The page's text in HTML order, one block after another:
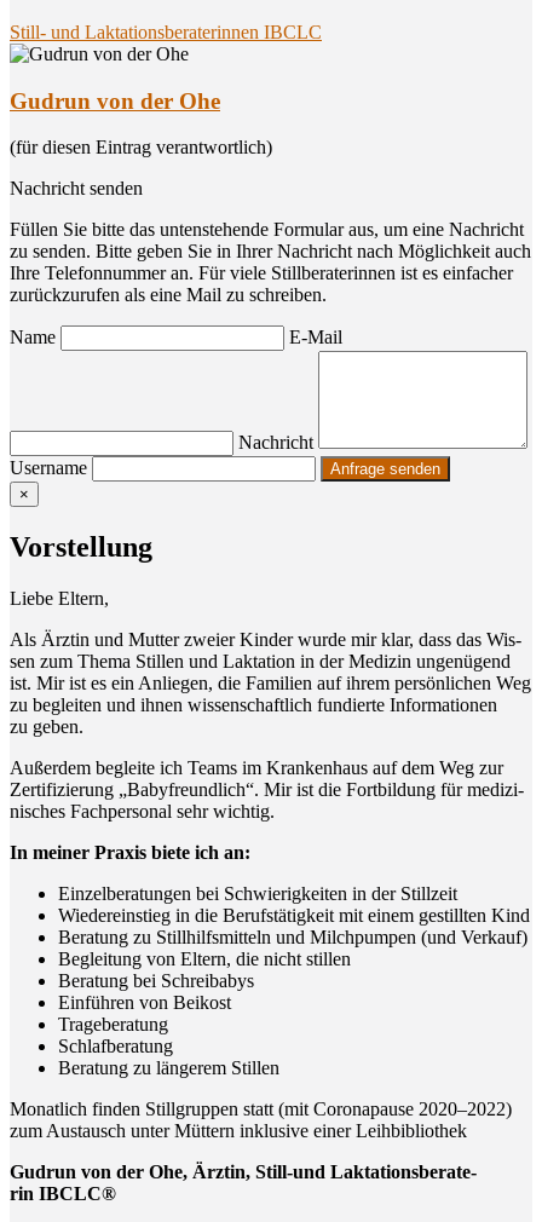
Still- und Laktationsberaterinnen IBCLC
Gudrun von der Ohe
(für diesen Eintrag verantwortlich)
Nachricht senden
Füllen Sie bitte das untenstehende Formular aus, um eine Nachricht
zu senden. Bitte geben Sie in Ihrer Nachricht nach Möglichkeit auch
Ihre Telefonnummer an. Für viele Stillberaterinnen ist es einfacher
zurückzurufen als eine Mail zu schreiben.
Name E-Mail
Nachricht
Username
×
Vor­stel­lung
Lie­be Eltern,
Als Ärz­tin und Mut­ter zwei­er Kin­der wur­de mir klar, dass das Wis­
sen zum The­ma Stil­len und Lak­ta­ti­on in der Medi­zin unge­nü­gend
ist. Mir ist es ein Anlie­gen, die Fami­li­en auf ihrem per­sön­li­chen Weg
zu beglei­ten und ihnen wis­sen­schaft­lich fun­dier­te Infor­ma­tio­nen
zu geben.
Außer­dem beglei­te ich Teams im Kran­ken­haus auf dem Weg zur
Zer­ti­fi­zie­rung „Baby­freund­lich“. Mir ist die Fort­bil­dung für medi­zi­
ni­sches Fach­per­so­nal sehr wichtig.
In mei­ner Pra­xis bie­te ich an:
Ein­zel­be­ra­tun­gen bei Schwie­rig­kei­ten in der Stillzeit
Wie­der­ein­stieg in die Berufs­tä­tig­keit mit einem gestill­ten Kind
Bera­tung zu Still­hilfs­mit­teln und Milch­pum­pen (und Verkauf)
Beglei­tung von Eltern, die nicht stillen
Bera­tung bei Schreibabys
Ein­füh­ren von Beikost
Tra­ge­be­ra­tung
Schlaf­be­ra­tung
Bera­tung zu län­ge­rem Stillen
Monat­lich fin­den Still­grup­pen statt (mit Coro­na­pau­se 2020–2022)
zum Aus­tausch unter Müt­tern inklu­si­ve einer Leihbibliothek
Gud­run von der Ohe, Ärz­tin, Still-und Lak­ta­ti­ons­be­ra­te­
rin IBCLC®